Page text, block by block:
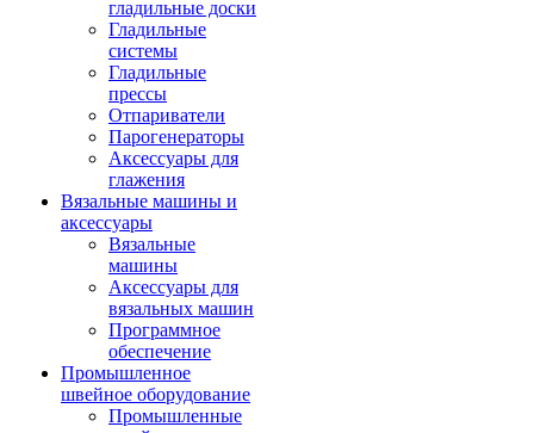
гладильные доски
Гладильные
системы
Гладильные
прессы
Отпариватели
Парогенераторы
Аксессуары для
глажения
Вязальные машины и
аксессуары
Вязальные
машины
Аксессуары для
вязальных машин
Программное
обеспечение
Промышленное
швейное оборудование
Промышленные